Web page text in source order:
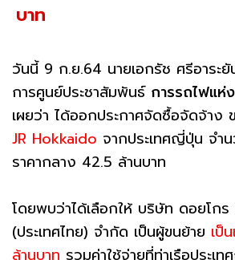
บาท
วันนี้ 9 ก.ย.64 นายเอกรัช ศรีอาระ
การศูนย์ประชาสัมพันธ์ การรถไฟแห่
เผยว่า ได้ออกประกาศจัดซื้อจัดจ้าง
JR Hokkaido จากประเทศญี่ปุ่น จำ
ราคากลาง 42.5 ล้านบาท
โดยพบว่าได้เลือกให้ บริษัท ดอยโกร
(ประเทศไทย) จำกัด เป็นผู้ขนย้าย เป็
ล้านบาท รวมค่าใช้จ่ายที่ท่าเรือประเ